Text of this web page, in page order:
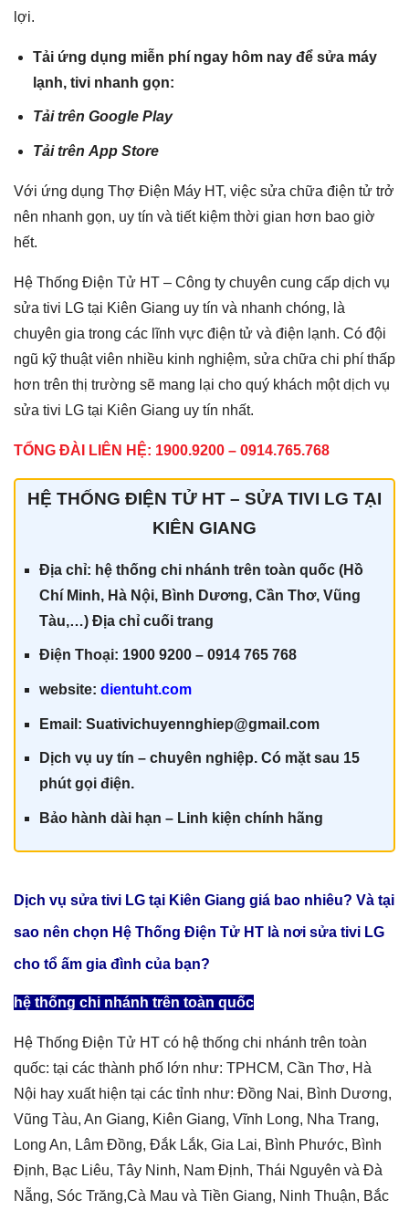
lợi.
Tải ứng dụng miễn phí ngay hôm nay để sửa máy
lạnh, tivi nhanh gọn:
Tải trên Google Play
Tải trên App Store
Với ứng dụng Thợ Điện Máy HT, việc sửa chữa điện tử trở
nên nhanh gọn, uy tín và tiết kiệm thời gian hơn bao giờ
hết.
Hệ Thống Điện Tử HT – Công ty chuyên cung cấp dịch vụ
sửa tivi LG tại Kiên Giang uy tín và nhanh chóng, là
chuyên gia trong các lĩnh vực điện tử và điện lạnh. Có đội
ngũ kỹ thuật viên nhiều kinh nghiệm, sửa chữa chi phí thấp
hơn trên thị trường sẽ mang lại cho quý khách một dịch vụ
sửa tivi LG tại Kiên Giang uy tín nhất.
TỔNG ĐÀI LIÊN HỆ: 1900.9200 – 0914.765.768
HỆ THỐNG ĐIỆN TỬ HT – SỬA TIVI LG TẠI
KIÊN GIANG
Địa chỉ: hệ thống chi nhánh trên toàn quốc (Hồ
Chí Minh, Hà Nội, Bình Dương, Cần Thơ, Vũng
Tàu,…) Địa chỉ cuối trang
Điện Thoại: 1900 9200 – 0914 765 768
website: dientuht.com
Email: Suativichuyennghiep@gmail.com
Dịch vụ uy tín – chuyên nghiệp. Có mặt sau 15
phút gọi điện.
Bảo hành dài hạn – Linh kiện chính hãng
Dịch vụ sửa tivi LG tại Kiên Giang giá bao nhiêu? Và tại
sao nên chọn Hệ Thống Điện Tử HT là nơi sửa tivi LG
cho tổ ấm gia đình của bạn?
hệ thống chi nhánh trên toàn quốc
Hệ Thống Điện Tử HT có hệ thống chi nhánh trên toàn
quốc: tại các thành phố lớn như: TPHCM, Cần Thơ, Hà
Nội hay xuất hiện tại các tỉnh như: Đồng Nai, Bình Dương,
Vũng Tàu, An Giang, Kiên Giang, Vĩnh Long, Nha Trang,
Long An, Lâm Đồng, Đắk Lắk, Gia Lai, Bình Phước, Bình
Định, Bạc Liêu, Tây Ninh, Nam Định, Thái Nguyên và Đà
Nẵng, Sóc Trăng,Cà Mau và Tiền Giang, Ninh Thuận, Bắc